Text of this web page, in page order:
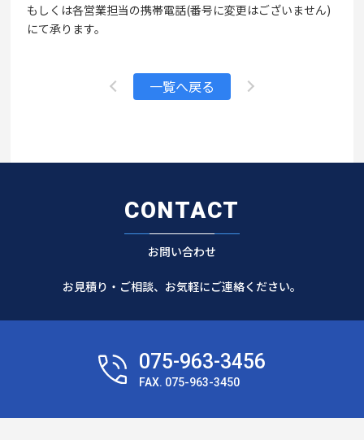
もしくは各営業担当の携帯電話(番号に変更はございません)
にて承ります。
一覧へ戻る
CONTACT
お問い合わせ
お見積り・ご相談、お気軽にご連絡ください。
075-963-3456
FAX. 075-963-3450